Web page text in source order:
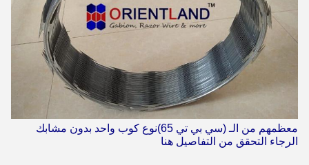
معظمهم من الـ (سي بي تي 65)
نوع كوب واحد بدون مشابك
الرجاء التحقق من التفاصيل هنا